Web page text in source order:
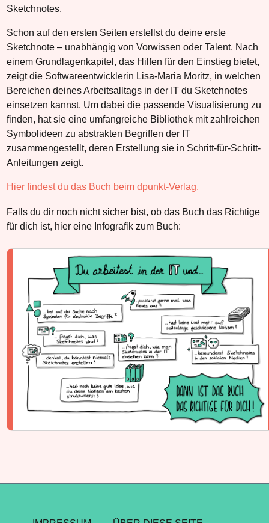
Sketchnotes.
Schon auf den ersten Seiten erstellst du deine erste
Sketchnote – unabhängig von Vorwissen oder Talent. Nach
einem Grundlagenkapitel, das Hilfen für den Einstieg bietet,
zeigt die Softwareentwicklerin Lisa-Maria Moritz, in welchen
Bereichen deines Arbeitsalltags in der IT du Sketchnotes
einsetzen kannst. Um dabei die passende Visualisierung zu
finden, hat sie eine umfangreiche Bibliothek mit zahlreichen
Symbolideen zu abstrakten Begriffen der IT
zusammengestellt, deren Erstellung sie in Schritt-für-Schritt-
Anleitungen zeigt.
Hier findest du das Buch beim dpunkt-Verlag.
Falls du dir noch nicht sicher bist, ob das Buch das Richtige
für dich ist, hier eine Infografik zum Buch: